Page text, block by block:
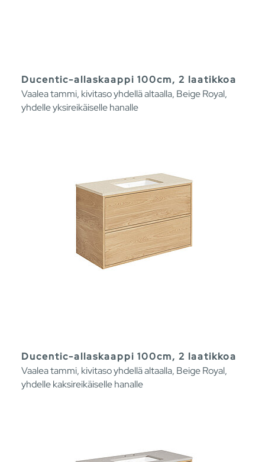
Ducentic-allaskaappi 100cm, 2 laatikkoa
Vaalea tammi, kivitaso yhdellä altaalla, Beige Royal,
yhdelle yksireikäiselle hanalle
Ducentic-allaskaappi 100cm, 2 laatikkoa
Vaalea tammi, kivitaso yhdellä altaalla, Beige Royal,
yhdelle kaksireikäiselle hanalle